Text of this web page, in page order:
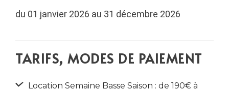
du 01 janvier 2026 au 31 décembre 2026
TARIFS, MODES DE PAIEMENT
Location Semaine Basse Saison : de 190€ à